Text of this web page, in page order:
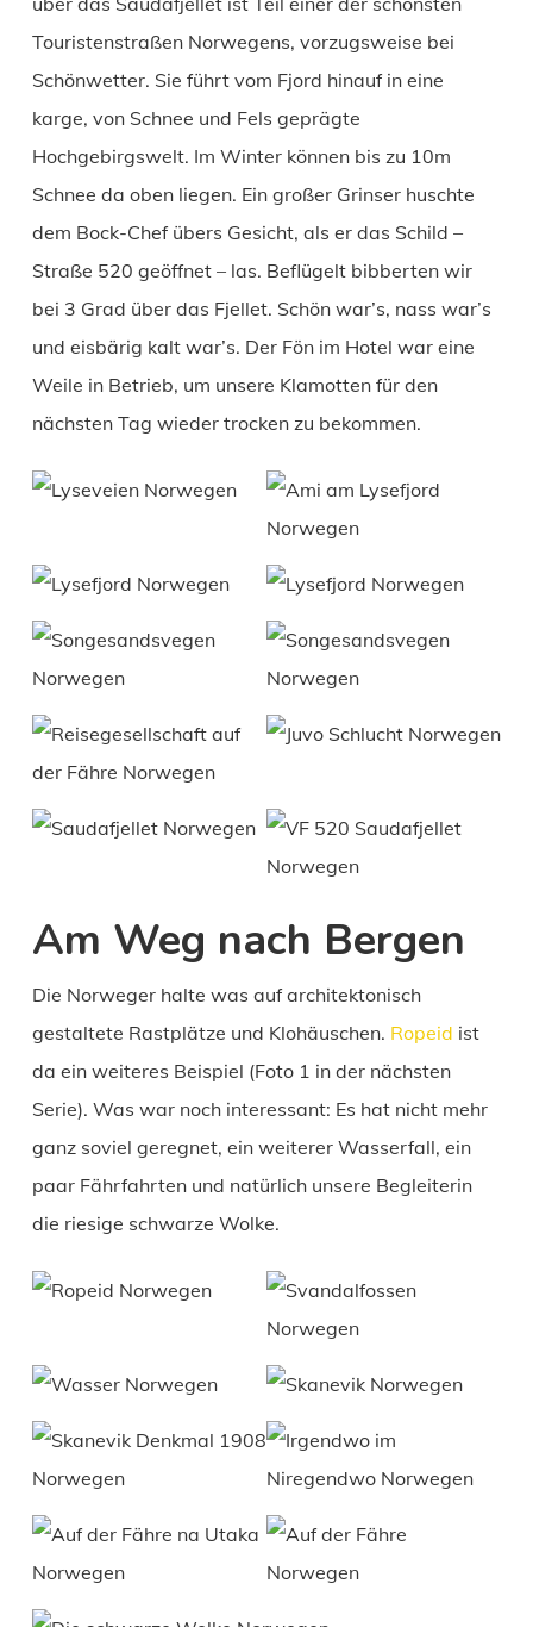
Touristenstraßen Norwegens, vorzugsweise bei
Schönwetter. Sie führt vom Fjord hinauf in eine
karge, von Schnee und Fels geprägte
Hochgebirgswelt. Im Winter können bis zu 10m
Schnee da oben liegen. Ein großer Grinser huschte
dem Bock-Chef übers Gesicht, als er das Schild –
Straße 520 geöffnet – las. Beflügelt bibberten wir
bei 3 Grad über das Fjellet. Schön war’s, nass war’s
und eisbärig kalt war’s. Der Fön im Hotel war eine
Weile in Betrieb, um unsere Klamotten für den
nächsten Tag wieder trocken zu bekommen.
Am Weg nach Bergen
Die Norweger halte was auf architektonisch
gestaltete Rastplätze und Klohäuschen. Ropeid ist
da ein weiteres Beispiel (Foto 1 in der nächsten
Serie). Was war noch interessant: Es hat nicht mehr
ganz soviel geregnet, ein weiterer Wasserfall, ein
paar Fährfahrten und natürlich unsere Begleiterin
die riesige schwarze Wolke.